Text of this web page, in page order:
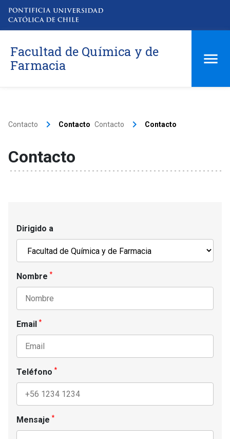
Facultad de Química y de
Farmacia
Contacto keyboard_arrow_right Contacto Contacto keyboard_arrow_right Contacto
Contacto
Dirigido a
Nombre *
Email *
Teléfono *
Mensaje *